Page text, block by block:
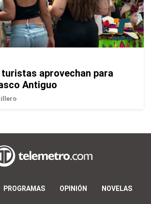
aprovechan para
Antiguo
PROGRAMAS OPINIÓN NOVELAS